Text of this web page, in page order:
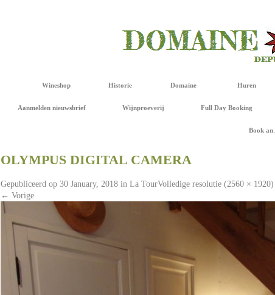
Wineshop Historie Domaine Huren
Aanmelden nieuwsbrief Wijnproeverij Full Day Booking
Book an
OLYMPUS DIGITAL CAMERA
Gepubliceerd op 30 January, 2018 in La TourVolledige resolutie (2560 × 1920)
← Vorige